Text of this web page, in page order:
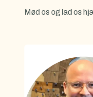
Mød os og lad os